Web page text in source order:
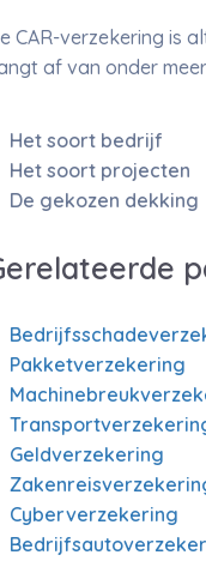
CAR-verzekering is
af van onder
Het soort bedrijf
Het soort projecten
De gekozen dekking
Pakketverzekering
Geldverzekering
Cyberverzekering